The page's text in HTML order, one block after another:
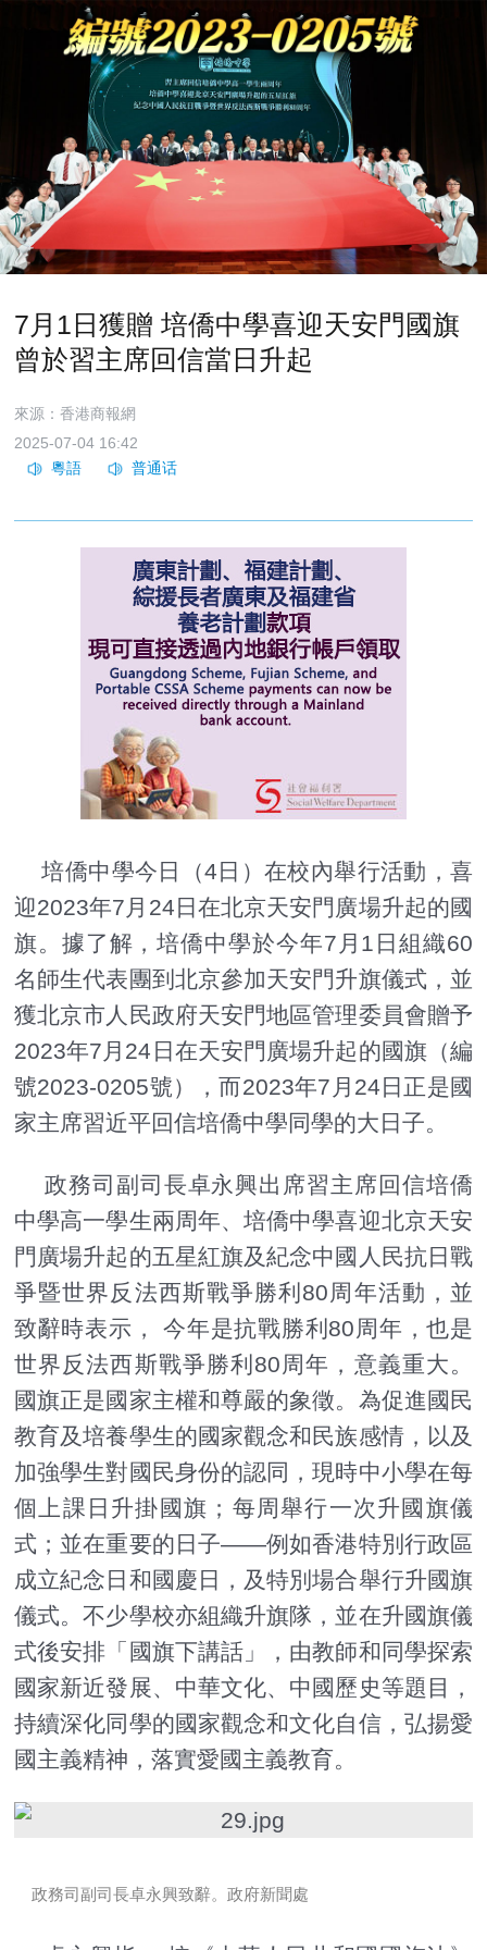
7月1日獲贈 培僑中學喜迎天安門國旗
曾於習主席回信當日升起
來源：香港商報網
2025-07-04 16:42
培僑中學今日（4日）在校內舉行活動，喜
迎2023年7月24日在北京天安門廣場升起的國
旗。據了解，培僑中學於今年7月1日組織60
名師生代表團到北京參加天安門升旗儀式，並
獲北京市人民政府天安門地區管理委員會贈予
2023年7月24日在天安門廣場升起的國旗（編
號2023-0205號），而2023年7月24日正是國
家主席習近平回信培僑中學同學的大日子。
政務司副司長卓永興出席習主席回信培僑
中學高一學生兩周年、培僑中學喜迎北京天安
門廣場升起的五星紅旗及紀念中國人民抗日戰
爭暨世界反法西斯戰爭勝利80周年活動，並
致辭時表示， 今年是抗戰勝利80周年，也是
世界反法西斯戰爭勝利80周年，意義重大。
國旗正是國家主權和尊嚴的象徵。為促進國民
教育及培養學生的國家觀念和民族感情，以及
加強學生對國民身份的認同，現時中小學在每
個上課日升掛國旗；每周舉行一次升國旗儀
式；並在重要的日子——例如香港特別行政區
成立紀念日和國慶日，及特別場合舉行升國旗
儀式。不少學校亦組織升旗隊，並在升國旗儀
式後安排「國旗下講話」，由教師和同學探索
國家新近發展、中華文化、中國歷史等題目，
持續深化同學的國家觀念和文化自信，弘揚愛
國主義精神，落實愛國主義教育。
政務司副司長卓永興致辭。政府新聞處